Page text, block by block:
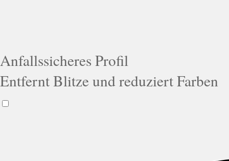
Anfallssicheres Profil
Entfernt Blitze und reduziert Farben